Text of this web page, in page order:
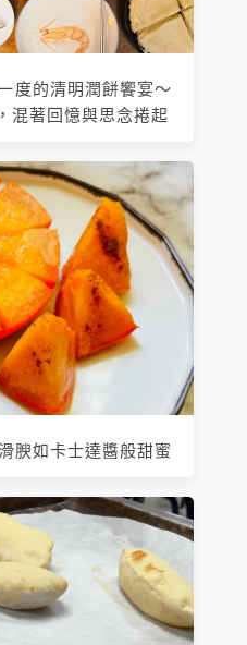
度的清明潤餅饗宴～
混著回憶與思念捲起
腴如卡士達醬般甜蜜